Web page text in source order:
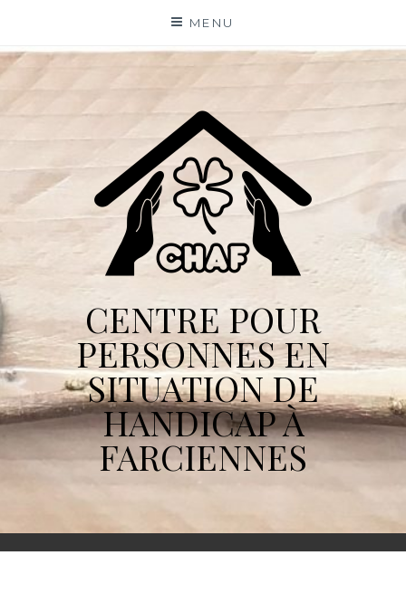
content
MENU
CENTRE POUR
PERSONNES EN
SITUATION DE
HANDICAP À
FARCIENNES